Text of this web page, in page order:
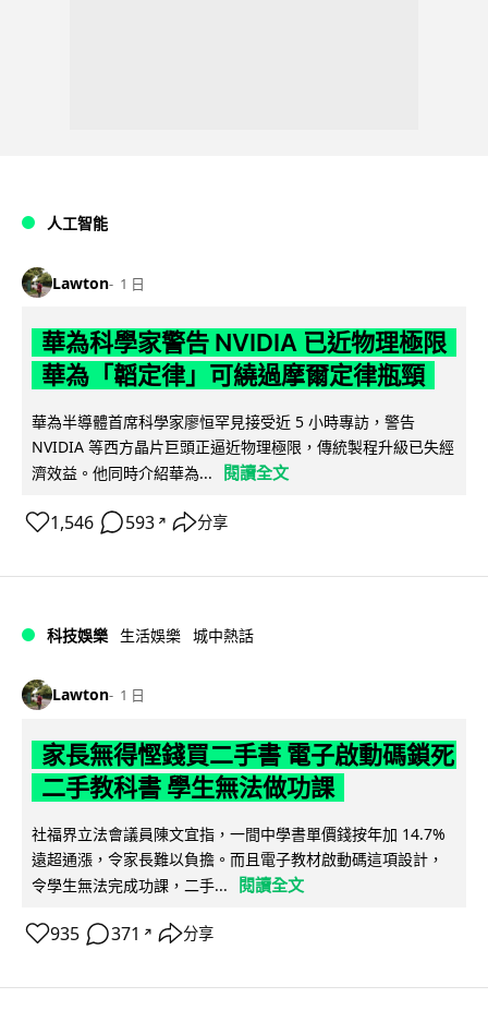
人工智能
Lawton 1 日
華為科學家警告 NVIDIA 已近物理極限
華為「韜定律」可繞過摩爾定律瓶頸
華為半導體首席科學家廖恒罕見接受近 5 小時專訪，警告
NVIDIA 等西方晶片巨頭正逼近物理極限，傳統製程升級已失經
濟效益。他同時介紹華為...
閱讀全文
1,546 593 ↗ 分享
科技娛樂 生活娛樂 城中熱話
Lawton 1 日
家長無得慳錢買二手書 電子啟動碼鎖死
二手教科書 學生無法做功課
社福界立法會議員陳文宜指，一間中學書單價錢按年加 14.7%
遠超通漲，令家長難以負擔。而且電子教材啟動碼這項設計，
令學生無法完成功課，二手...
閱讀全文
935 371 ↗ 分享